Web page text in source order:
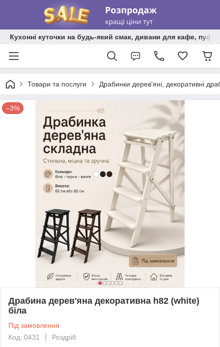
Кухонні куточки на будь-який смак, дивани для кафе,
Товари та послуги Драбинки дерев'яні, декоративні
–3%
Драбина дерев'яна декоративна h82 (white)
біла
Під замовлення
Код: 0431
Роздріб